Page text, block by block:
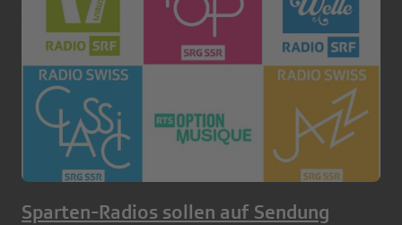
Sparten-Radios sollen auf Sendung